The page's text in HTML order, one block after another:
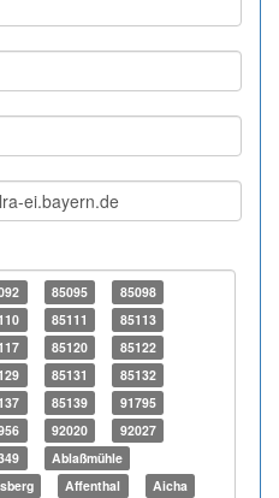
85095
85098
85111
85113
85120
85122
85131
85132
85139
91795
92020
92027
Ablaßmühle
Affenthal Aicha